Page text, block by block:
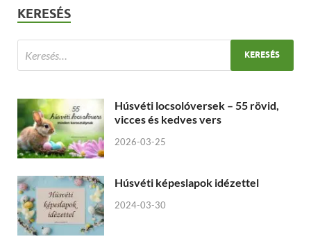
KERESÉS
Húsvéti locsolóversek – 55 rövid,
vicces és kedves vers
2026-03-25
Húsvéti képeslapok idézettel
2024-03-30